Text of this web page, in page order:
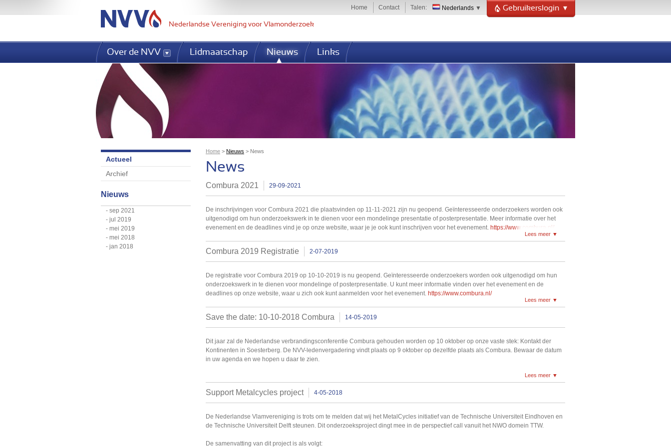
Jump to navigation
Nederlandse Vereniging voor Vlamonderzoek
Gebruikerslogin
Talen Nederlands
Home Contact
U bent hier
Home > Nieuws > News
News
Combura 2021 29-09-2021
De inschrijvingen voor Combura 2021 die plaatsvinden op 11-11-2021 zijn nu geopend. Geïnteresseerde onderzoekers worden ook
uitgenodigd om hun onderzoekswerk in te dienen voor een mondelinge presentatie of posterpresentatie. Meer informatie over het
evenement en de deadlines vind je op onze website, waar je je ook kunt inschrijven voor het evenement. https://www.combura.nl/
Lees meer
Combura 2019 Registratie 2-07-2019
De registratie voor Combura 2019 op 10-10-2019 is nu geopend. Geïnteresseerde onderzoekers worden ook uitgenodigd om hun
onderzoekswerk in te dienen voor mondelinge of posterpresentatie. U kunt meer informatie vinden over het evenement en de
deadlines op onze website, waar u zich ook kunt aanmelden voor het evenement. https://www.combura.nl/
Lees meer
Save the date: 10-10-2018 Combura 14-05-2019
Dit jaar zal de Nederlandse verbrandingsconferentie Combura gehouden worden op 10 oktober op onze vaste stek: Kontakt der
Kontinenten in Soesterberg. De NVV-ledenvergadering vindt plaats op 9 oktober op dezelfde plaats als Combura. Bewaar de datum
in uw agenda en we hopen u daar te zien.
Lees meer
Support Metalcycles project 4-05-2018
De Nederlandse Vlamvereniging is trots om te melden dat wij het MetalCycles initiatief van de Technische Universiteit Eindhoven en
de Technische Universiteit Delft steunen. Dit onderzoeksproject dingt mee in de perspectief call vanuit het NWO domein TTW.
De samenvatting van dit project is als volgt:
Actueel
Archief
Nieuws
sep 2021
jul 2019
mei 2019
mei 2018
jan 2018
Over de NVV Lidmaatschap Nieuws Links